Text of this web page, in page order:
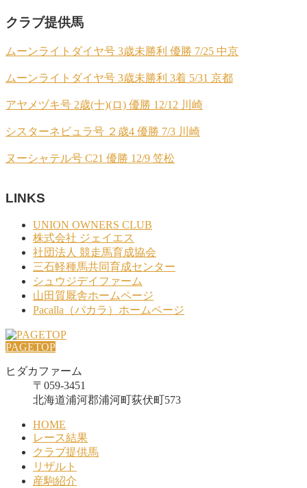
クラブ提供馬
ムーンライトダイヤ号 3歳未勝利 優勝 7/25 中京
ムーンライトダイヤ号 3歳未勝利 3着 5/31 京都
アヤメヅキ号 2歳(十)(ロ) 優勝 12/12 川崎
シスターネビュラ号 ２歳4 優勝 7/3 川崎
ヌーシャテル号 C21 優勝 12/9 笠松
LINKS
UNION OWNERS CLUB
株式会社 ジェイエス
社団法人 競走馬育成協会
三石軽種馬共同育成センター
シュウジデイファーム
山田質厩舎ホームページ
Pacalla（パカラ）ホームページ
PAGETOP
ヒダカファーム
〒059-3451
北海道浦河郡浦河町荻伏町573
HOME
レース結果
クラブ提供馬
リザルト
産駒紹介